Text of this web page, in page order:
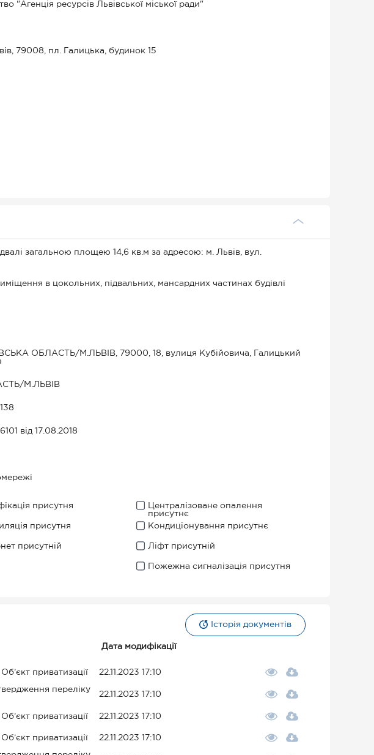
"Агенція ресурсів Львівської міської ради"
79008, пл. Галицька, будинок 15
загальною площею 14,6 кв.м за адресою: м. Львів, вул.
в цокольних, підвальних, мансардних частинах будівлі
ОБЛАСТЬ/М.ЛЬВІВ, 79000, 18, вулиця Кубійовича, Галицький
М.ЛЬВІВ
від 17.08.2018
присутня
Централізоване опалення
присутнє
присутня Кондиціонування присутнє
присутній Ліфт присутній
Пожежна сигналізація присутня
Історія документів
Дата модифікації
приватизації 22.11.2023 17:10
переліку
22.11.2023 17:10
приватизації 22.11.2023 17:10
приватизації 22.11.2023 17:10